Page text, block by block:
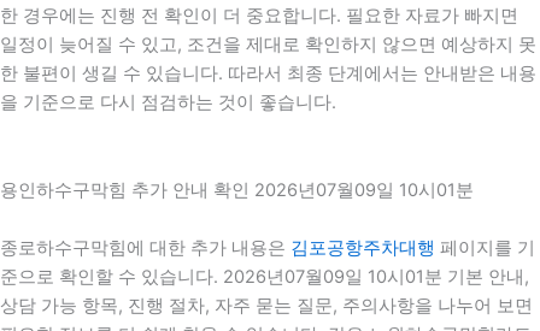
한 경우에는 진행 전 확인이 더 중요합니다. 필요한 자료가 빠지면
일정이 늦어질 수 있고, 조건을 제대로 확인하지 않으면 예상하지 못
한 불편이 생길 수 있습니다. 따라서 최종 단계에서는 안내받은 내용
을 기준으로 다시 점검하는 것이 좋습니다.
용인하수구막힘 추가 안내 확인 2026년07월09일 10시01분
종로하수구막힘에 대한 추가 내용은 김포공항주차대행 페이지를 기
준으로 확인할 수 있습니다. 2026년07월09일 10시01분 기본 안내,
상담 가능 항목, 진행 절차, 자주 묻는 질문, 주의사항을 나누어 보면